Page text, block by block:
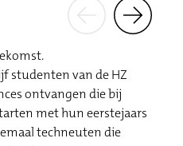
studenten van de HZ
ontvangen die bij
met hun eerstejaars
techneuten die